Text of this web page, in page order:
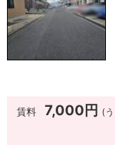
賃料 7,000円 (